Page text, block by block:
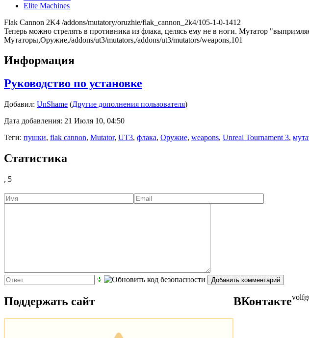
Elite Machines
Flak Cannon 2K4 /addons/mutatory/oruzhie/flak_cannon_2k4/105-1-0-1412
Теперь можно стрелять в противника из флака, целясь ему не в ноги. Мутатор
Мутаторы,Оружие,/addons/ut3/mutators,/addons/ut3/mutators/weapons,101
Информация
Руководство по установке
Добавил: UnShame (Другие дополнения пользователя)
Дата добавления: 21 Июля 10, 04:50
Теги: пушки, flak cannon, Mutator, UT3, флака, Оружие, weapons, Unreal Tournament 3,
Статистика
, 5
Поддержать сайт ВКонтакте